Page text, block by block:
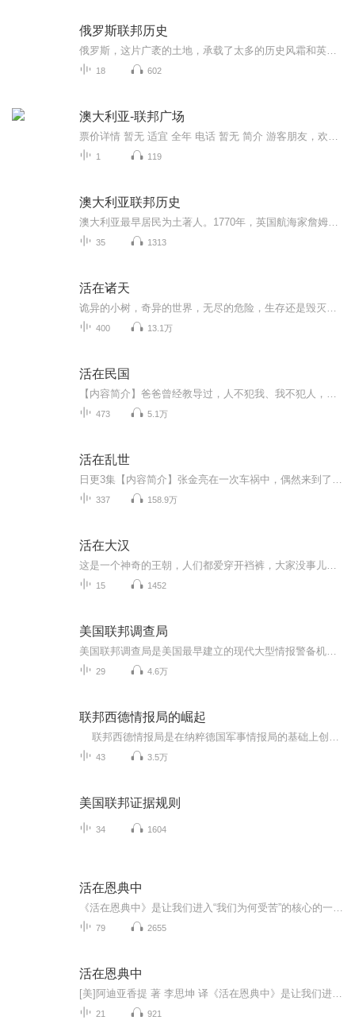
俄罗斯联邦历史
18 602
澳大利亚-联邦广场
1 119
澳大利亚联邦历史
35 1313
活在诸天
400 13.1万
活在民国
473 5.1万
活在乱世
337 158.9万
活在大汉
15 1452
美国联邦调查局
29 4.6万
联邦西德情报局的崛起
43 3.5万
美国联邦证据规则
34 1604
活在恩典中
79 2655
活在恩典中
21 921